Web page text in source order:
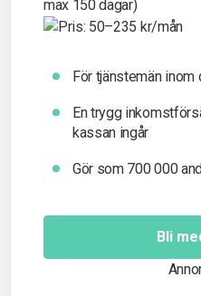
För tjänstemän
En trygg
kassan ingår
Gör som 700 000
Bli